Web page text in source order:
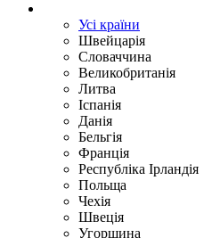
Усі країни
Швейцарія
Словаччина
Великобританія
Литва
Іспанія
Данія
Бельгія
Франція
Республіка Ірландія
Польща
Чехія
Швецiя
Угорщина